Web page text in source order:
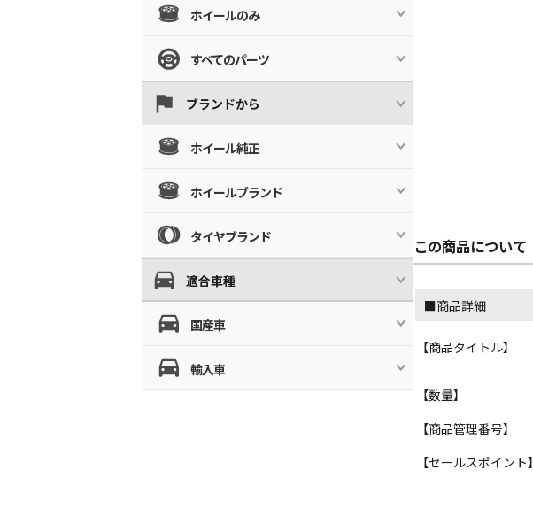
この商品について
■商品詳細
【商品タイトル】
【数量】
【商品管理番号】
【セールスポイント】
ホイールのみ
すべてのパーツ
ブランドから
ホイール純正
ホイールブランド
タイヤブランド
適合車種
国産車
輸入車